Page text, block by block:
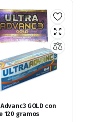
GOLD con
120 gramos